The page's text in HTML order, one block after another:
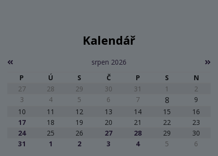
Kalendář
srpen 2026
P
Ú S Č P S
N
27
28 29 30 31 1
2
3
4 5 6 7 8
9
10
11 12 13 14 15
16
17
18 19 20 21 22
23
24
25 26 27 28 29
30
31
1 2 3 4 5 6